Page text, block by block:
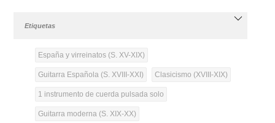
Etiquetas
España y virreinatos (S. XV-XIX)
Guitarra Española (S. XVIII-XXI) Clasicismo (XVIII-XIX)
1 instrumento de cuerda pulsada solo
Guitarra moderna (S. XIX-XX)